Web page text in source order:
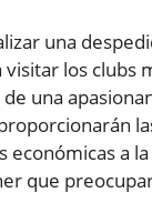
una
los clubs
una
económicas a
que